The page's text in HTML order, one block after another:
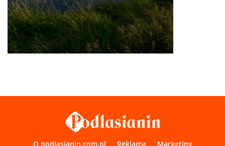
O podlasianin.com.pl Reklama
Marketing